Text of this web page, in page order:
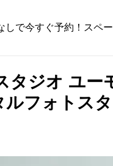
しで今すぐ予約！スペ
タジオ ユ
フォトス